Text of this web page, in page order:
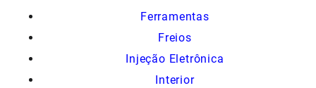
Ferramentas
Freios
Injeção Eletrônica
Interior